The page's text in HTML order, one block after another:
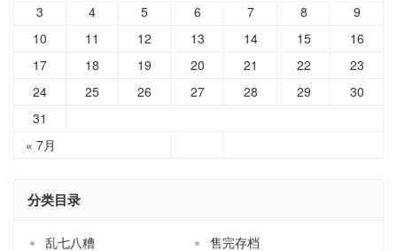
« 7月
3
4 5 6 7 8
9
10
11 12 13 14 15
16
17
18 19 20 21 22
23
24
25 26 27 28 29
30
31
分类目录
乱七八糟
售完存档